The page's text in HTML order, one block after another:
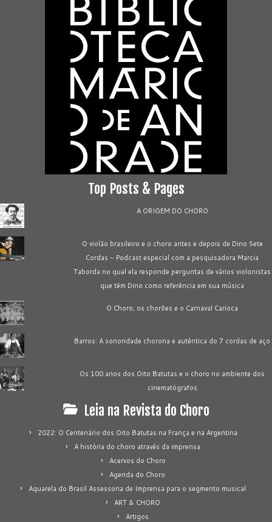
Top Posts & Pages
A ORIGEM DO CHORO
O violão brasileiro e o choro antes e depois de Dino Sete
Cordas - Podcast especial com a pesquisadora Marcia
Taborda no qual ela responde perguntas de vários violonistas
que têm Dino como referência em sua música
O Choro, os chorões e o Carnaval Carioca
Barros: A sonoridade chorona e autêntica do 7 cordas de aço
Os 100 anos dos Oito Batutas e o choro no ambiente dos
cinematógrafos
Leia na Revista do Choro
2022: O Centenário dos Oito Batutas na França e na Argentina
A história do choro através da imprensa
Acervos do Choro
Agenda do Choro
Aquarela do Brasil Assessoria de Imprensa para o segmento musical
ART & CHORO
Artigos